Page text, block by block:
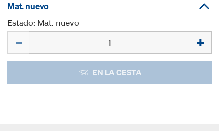
Mat. nuevo
Estado: Mat. nuevo
EN LA CESTA